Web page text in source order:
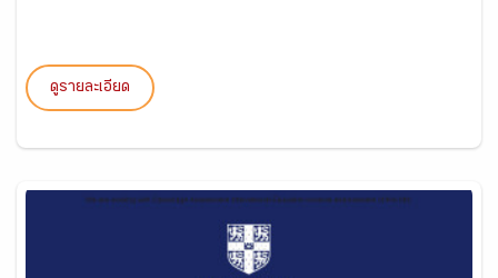
ดูรายละเอียด